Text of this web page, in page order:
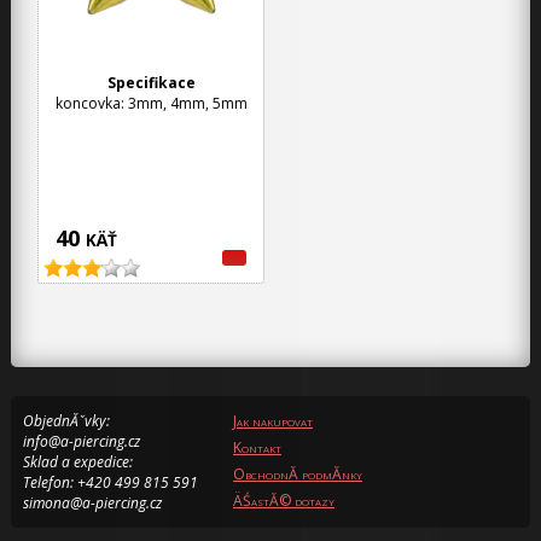
40 KÄŤ
Specifikace
koncovka: 3mm, 4mm, 5mm
ObjednĂˇvky:
info@a-piercing.cz
Sklad a expedice:
Telefon: +420 499 815 591
simona@a-piercing.cz
Jak nakupovat
Kontakt
ObchodnĂ­ podmĂ­nky
ÄŚastĂ© dotazy